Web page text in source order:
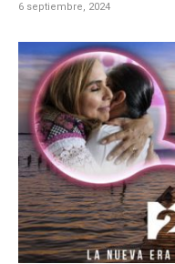
6 septiembre, 2024